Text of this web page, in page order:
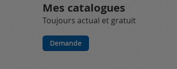
Mes catalogues
Toujours actual et gratuit
Demande